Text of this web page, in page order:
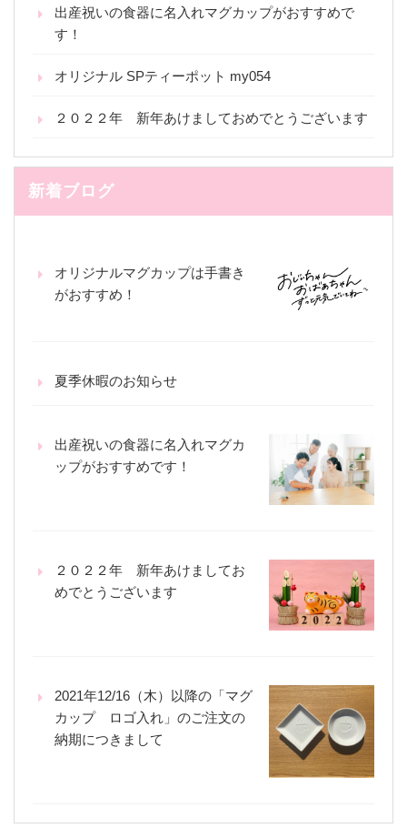
出産祝いの食器に名入れマグカップがおすすめで
す！
オリジナル SPティーポット my054
２０２２年 新年あけましておめでとうございます
新着ブログ
オリジナルマグカップは手書き
がおすすめ！
夏季休暇のお知らせ
出産祝いの食器に名入れマグカ
ップがおすすめです！
２０２２年 新年あけましてお
めでとうございます
2021年12/16（木）以降の「マグ
カップ ロゴ入れ」のご注文の
納期につきまして